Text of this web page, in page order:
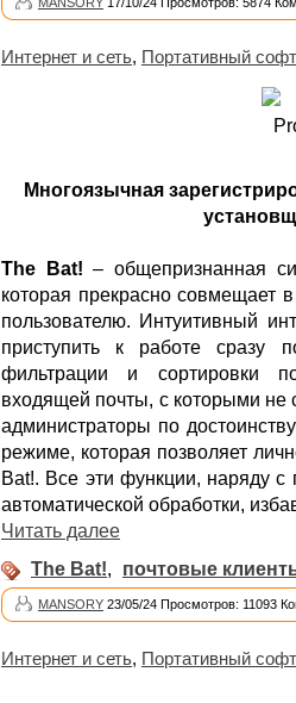
Интернет и сеть, Портативный софт
Многоязычная
The Bat! – общепризнанная
которая прекрасно совмещает
пользователю. Интуитивный
приступить к работе сразу
фильтрации и сортировки
входящей почты, с которыми
администраторы по
режиме, которая позволяет
Bat!. Все эти функции, наряду
автоматической обработки,
Читать далее
The Bat!, почтовые
MANSORY 23/05/24 Просмотров: 11093
Интернет и сеть, Портативный софт